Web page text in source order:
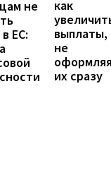
не
ЕС:
как
выплаты,
не
их сразу